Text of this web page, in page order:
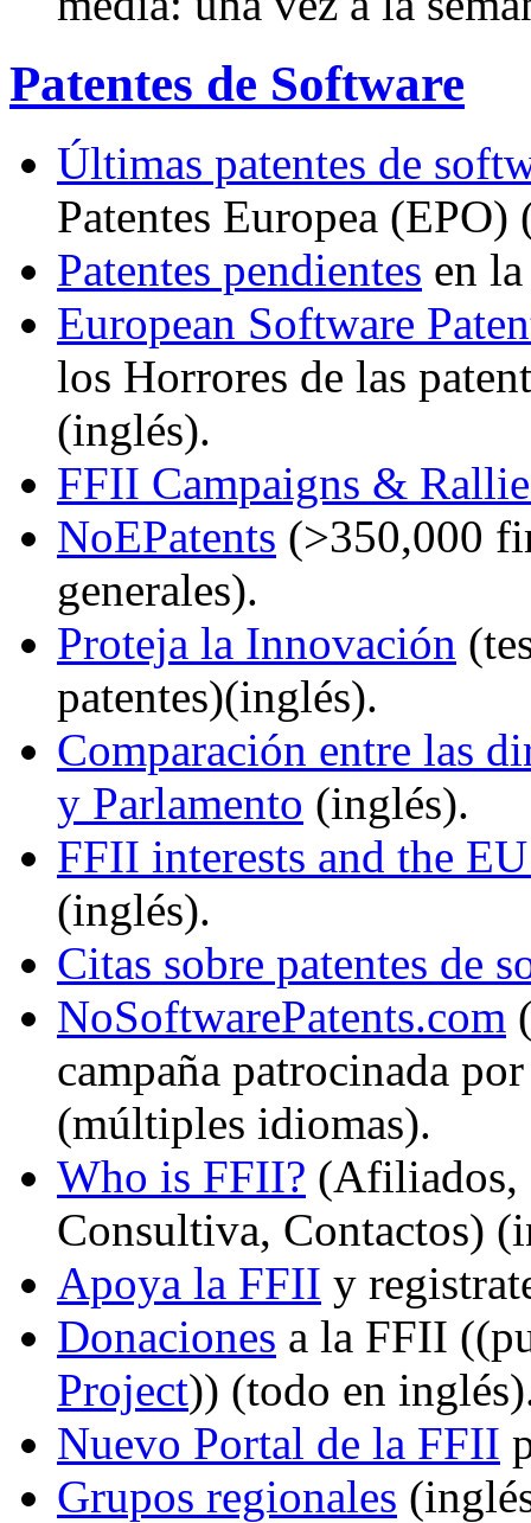
Patentes de Software
Últimas patentes de
Patentes Europea (EPO)
Patentes pendientes en
European Software
los Horrores de las
(inglés).
FFII Campaigns &
NoEPatents (>350,000
generales).
Proteja la Innovación
patentes)(inglés).
Comparación entre las
y Parlamento (inglés).
FFII interests and the
(inglés).
Citas sobre patentes de
NoSoftwarePatents.com
campaña patrocinada
(múltiples idiomas).
Who is FFII? (Afiliados,
Consultiva, Contactos)
Apoya la FFII y
Donaciones a la FFII
Project)) (todo en
Nuevo Portal de la FFII
Grupos regionales